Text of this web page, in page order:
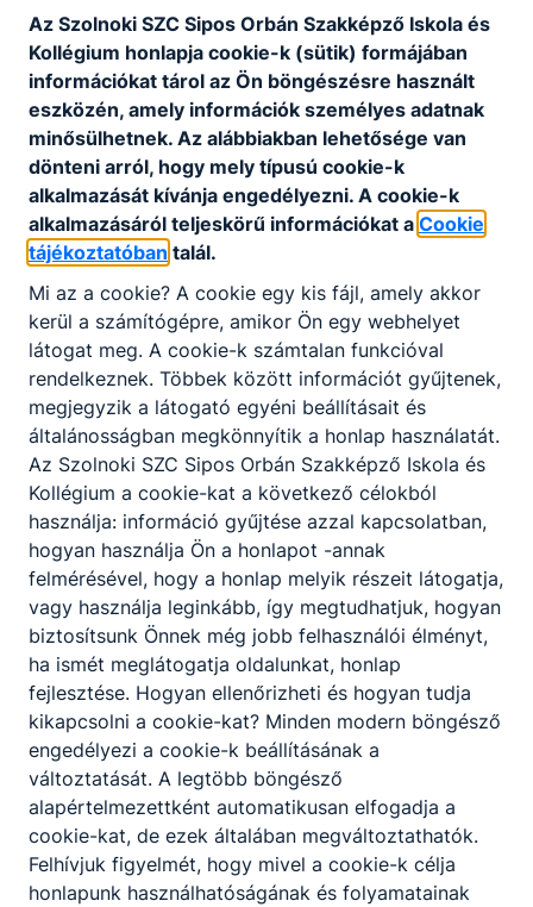
Csengetési rend
Normál
Nappali:
1.óra 7:15 -
8:00
2.óra 8:10 - 8:55
3.óra 9:05 - 9:50
4.óra 10:05 -
5.óra 11:00 - 11:45
6.óra 12:05 - 12:50
7.óra
13:00 -13:45
8.óra
13:50 -
14:35
9.óra 14:40 - 15:25
10.óra 15:30 -16:15
11.óra 16:20 -17:05
12.óra17:10 - 17:55
Rövidített
Partnereink
Az Szolnoki SZC Sipos Orbán Szakképző Iskola és
Kollégium honlapja cookie-k (sütik) formájában
információkat tárol az Ön böngészésre használt
eszközén, amely információk személyes adatnak
minősülhetnek. Az alábbiakban lehetősége van
dönteni arról, hogy mely típusú cookie-k
alkalmazását kívánja engedélyezni. A cookie-k
alkalmazásáról teljeskörű információkat a Cookie
tájékoztatóban talál.
Mi az a cookie? A cookie egy kis fájl, amely akkor
kerül a számítógépre, amikor Ön egy webhelyet
látogat meg. A cookie-k számtalan funkcióval
rendelkeznek. Többek között információt gyűjtenek,
megjegyzik a látogató egyéni beállításait és
általánosságban megkönnyítik a honlap használatát.
Az Szolnoki SZC Sipos Orbán Szakképző Iskola és
Kollégium a cookie-kat a következő célokból
használja: információ gyűjtése azzal kapcsolatban,
hogyan használja Ön a honlapot -annak
felmérésével, hogy a honlap melyik részeit látogatja,
vagy használja leginkább, így megtudhatjuk, hogyan
biztosítsunk Önnek még jobb felhasználói élményt,
ha ismét meglátogatja oldalunkat, honlap
fejlesztése. Hogyan ellenőrizheti és hogyan tudja
kikapcsolni a cookie-kat? Minden modern böngésző
engedélyezi a cookie-k beállításának a
változtatását. A legtöbb böngésző
alapértelmezettként automatikusan elfogadja a
cookie-kat, de ezek általában megváltoztathatók.
Felhívjuk figyelmét, hogy mivel a cookie-k célja
honlapunk használhatóságának és folyamatainak